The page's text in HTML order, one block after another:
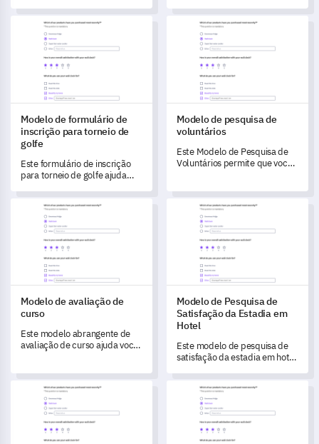
sobre a sua marca.
insights valiosos sobre a
eficácia das suas sessões de
treinamento.
Modelo de formulário de inscrição para torneio de golfe
Modelo de formulário de
inscrição para torneio de
golfe
Este formulário de inscrição
para torneio de golfe ajuda
essenciais dos participantes e
preferências de forma
eficiente.
Modelo de pesquisa de
Modelo de pesquisa de
voluntários
Este Modelo de Pesquisa de
Voluntários permite que você
Modelo de avaliação de curso
Modelo de avaliação de
curso
Este modelo abrangente de
avaliação de curso ajuda você
medir a eficácia do curso e
promover melhorias.
Modelo de Pesquisa de
Modelo de Pesquisa de
Satisfação da Estadia em
Hotel
Este modelo de pesquisa de
satisfação da estadia em hotel
compreenda a experiência de
estadia dos seus hóspedes,
identifique lacunas em seus
serviços e descubra áreas
para melhorias que aumentem
a satisfação dos hóspedes.
Modelo de Pesquisa da Escala de Avaliação de Ansiedade de
Modelo de formulário de